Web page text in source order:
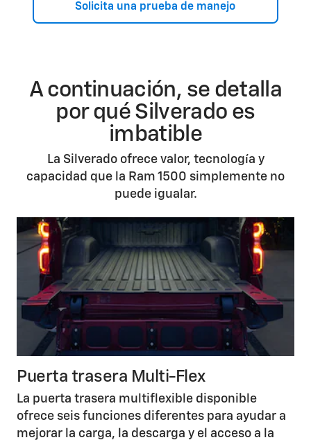
Solicita una prueba de manejo
A continuación, se detalla
por qué Silverado es
imbatible
La Silverado ofrece valor, tecnología y
capacidad que la Ram 1500 simplemente no
puede igualar.
Puerta trasera Multi-Flex
La puerta trasera multiflexible disponible
ofrece seis funciones diferentes para ayudar a
mejorar la carga, la descarga y el acceso a la